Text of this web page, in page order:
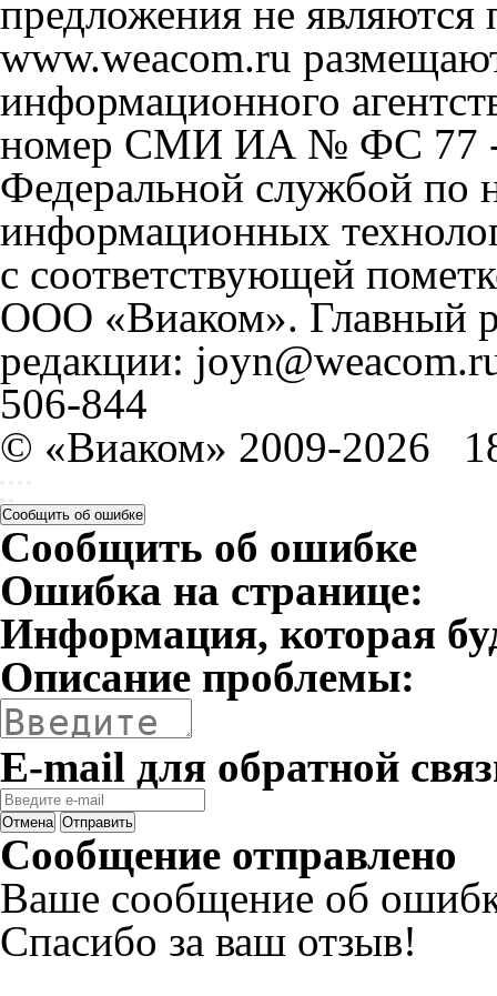
предложения не
www.weacom.ru
информационного
номер СМИ ИА № ФС 77 -
Федеральной службой по
информационных
с соответствующей
ООО «Виаком». Главный
редакции:
506-844
© «Виаком» 2009-2026
Сообщить об ошибке
Сообщить об ошибке
Ошибка на странице:
Информация, которая
Описание проблемы:
E-mail для обратной
Отмена Отправить
Сообщение отправлено
Ваше сообщение об
Спасибо за ваш отзыв!